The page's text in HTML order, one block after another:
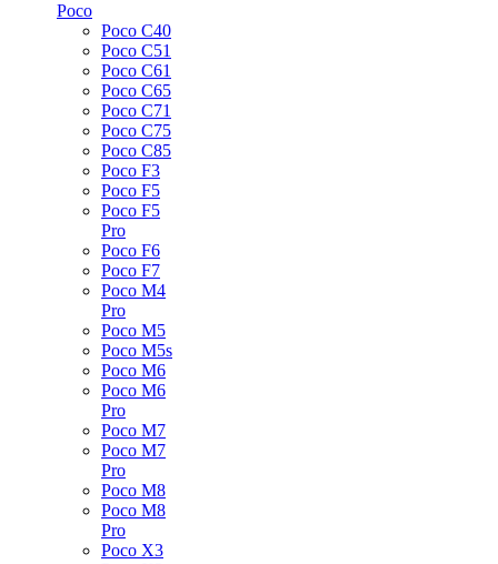
Poco
Poco C40
Poco C51
Poco C61
Poco C65
Poco C71
Poco C75
Poco C85
Poco F3
Poco F5
Poco F5
Pro
Poco F6
Poco F7
Poco M4
Pro
Poco M5
Poco M5s
Poco M6
Poco M6
Pro
Poco M7
Poco M7
Pro
Poco M8
Poco M8
Pro
Poco X3